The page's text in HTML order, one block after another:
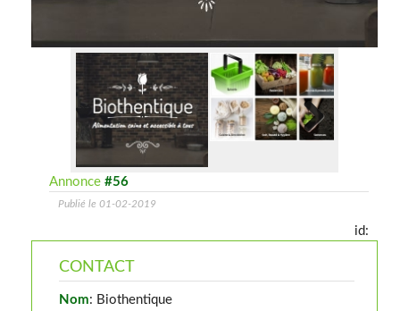
Annonce #56
Publié le 01-02-2019
id:
CONTACT
Nom: Biothentique